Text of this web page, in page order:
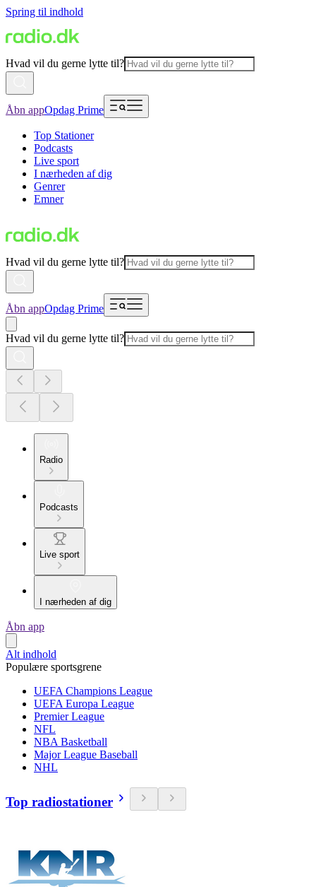
Spring til indhold
Hvad vil du gerne lytte til?
Åbn appOpdag Prime
Top Stationer
Podcasts
Live sport
I nærheden af dig
Genrer
Emner
Hvad vil du gerne lytte til?
Åbn appOpdag Prime
Hvad vil du gerne lytte til?
Radio
Podcasts
Live sport
I nærheden af dig
Åbn app
Alt indhold
Populære sportsgrene
UEFA Champions League
UEFA Europa League
Premier League
NFL
NBA Basketball
Major League Baseball
NHL
Top radiostationer